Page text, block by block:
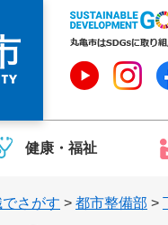
健康・福祉
さがす > 都市整備部 >